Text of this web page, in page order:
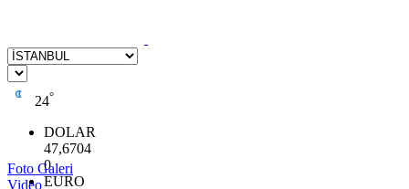
24°
DOLAR
47,6704
0
EURO
Foto Galeri
Video